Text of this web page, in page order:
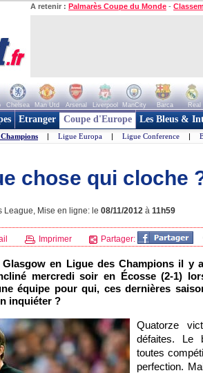
A retenir : Palmarès Coupe du Monde -
Chelsea Man Utd Arsenal Liverpool ManCity Barca Real
Etranger Coupe d'Europe Les Bleus &
| Ligue Europa | Ligue Conference |
chose qui cloche
League, Mise en ligne: le 08/11/2012 à 11h59
Imprimer Partager:
en Ligue des Champions il y
mercredi soir en Écosse (2-1)
équipe pour qui, ces dernières
inquiéter ?
Quatorze
défaites. Le
toutes
perfection.